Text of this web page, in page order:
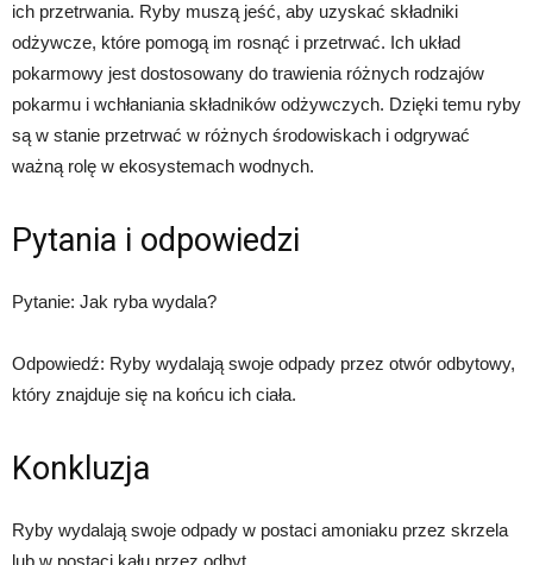
ich przetrwania. Ryby muszą jeść, aby uzyskać składniki
odżywcze, które pomogą im rosnąć i przetrwać. Ich układ
pokarmowy jest dostosowany do trawienia różnych rodzajów
pokarmu i wchłaniania składników odżywczych. Dzięki temu ryby
są w stanie przetrwać w różnych środowiskach i odgrywać
ważną rolę w ekosystemach wodnych.
Pytania i odpowiedzi
Pytanie: Jak ryba wydala?
Odpowiedź: Ryby wydalają swoje odpady przez otwór odbytowy,
który znajduje się na końcu ich ciała.
Konkluzja
Ryby wydalają swoje odpady w postaci amoniaku przez skrzela